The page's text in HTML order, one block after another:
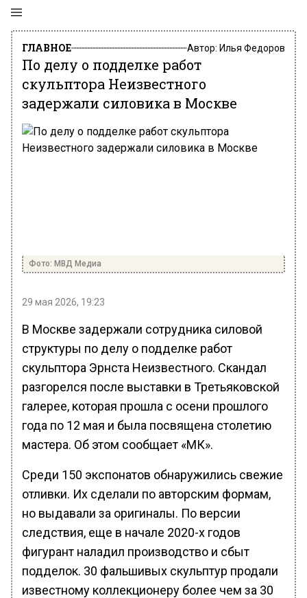
ГЛАВНОЕ Автор: Илья Федоров
По делу о подделке работ
скульптора Неизвестного
задержали силовика в Москве
Фото: МВД Медиа
29 мая 2026, 19:23
В Москве задержали сотрудника силовой
структуры по делу о подделке работ
скульптора Эрнста Неизвестного. Скандал
разгорелся после выставки в Третьяковской
галерее, которая прошла с осени прошлого
года по 12 мая и была посвящена столетию
мастера. Об этом сообщает «МК».
Среди 150 экспонатов обнаружились свежие
отливки. Их сделали по авторским формам,
но выдавали за оригиналы. По версии
следствия, еще в начале 2020-х годов
фигурант наладил производство и сбыт
подделок. 30 фальшивых скульптур продали
известному коллекционеру более чем за 30